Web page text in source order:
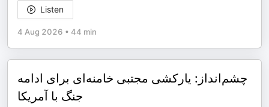
Listen
4 Aug 2026 • 44 min
چشم‌انداز: یارکشی مجتبی خامنه‌ای برای ادامه
جنگ با آمریکا